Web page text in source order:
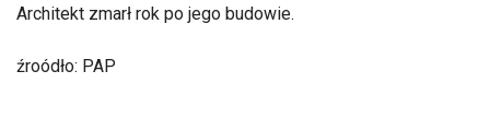
Architekt zmarł rok po jego budowie.
źroódło: PAP